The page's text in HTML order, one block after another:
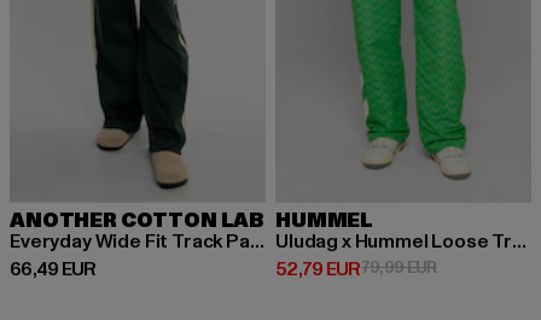
ANOTHER COTTON LAB
Everyday Wide Fit Track Pant
66,49 EUR
Ajankohtainen hinta: 66,49 EUR
HUMMEL
Uludag x Hummel Loose Trackpants
52,79 EUR
Ajankohtainen hinta: 52,79 EUR
79,99 EUR